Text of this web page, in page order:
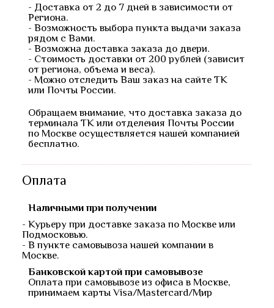
- Доставка от 2 до 7 дней в зависимости от
Региона.
- Возможность выбора пункта выдачи заказа
рядом с Вами.
- Возможна доставка заказа до двери.
- Стоимость доставки от 200 рублей (зависит
от региона, объема и веса).
- Можно отследить Ваш заказ на сайте ТК
или Почты России.
Обращаем внимание, что доставка заказа до
терминала ТК или отделения Почты России
по Москве осуществляется нашей компанией
бесплатно.
Оплата
Наличными при получении
- Курьеру при доставке заказа по Москве или
Подмосковью.
- В пункте самовывоза нашей компании в
Москве.
Банковской картой при самовывозе
Оплата при самовывозе из офиса в Москве,
принимаем карты Visa/Mastercard/Мир